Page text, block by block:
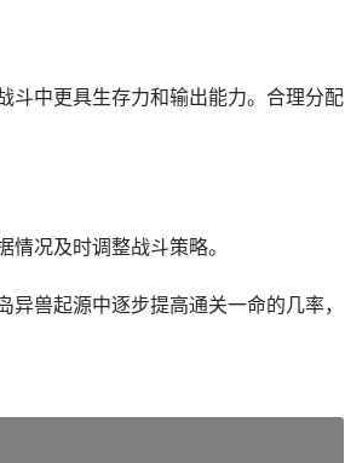
斗中更具生存力和输出能力。合理分配
况及时调整战斗策略。
兽起源中逐步提高通关一命的几率，